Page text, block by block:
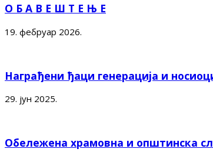
О Б А В Е Ш Т Е Њ Е
19. фебруар 2026.
Награђени ђаци генерација и
29. јун 2025.
Обележена храмовна и општинска